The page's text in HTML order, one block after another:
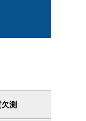
測